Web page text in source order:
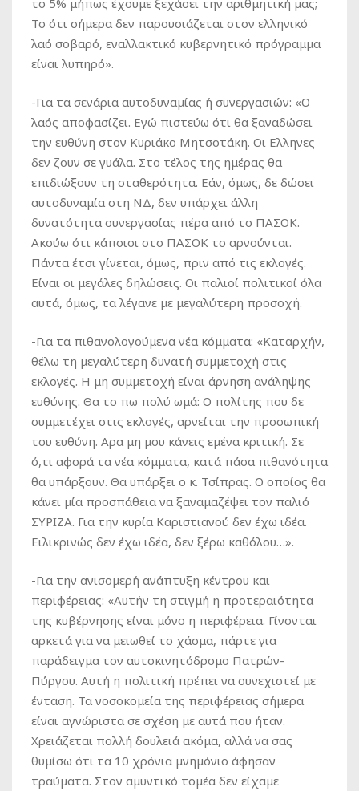
Το ότι σήμερα δεν παρουσιάζεται στον ελληνικό
λαό σοβαρό, εναλλακτικό κυβερνητικό πρόγραμμα
είναι λυπηρό».
-Για τα σενάρια αυτοδυναμίας ή συνεργασιών: «Ο
λαός αποφασίζει. Εγώ πιστεύω ότι θα ξαναδώσει
την ευθύνη στον Κυριάκο Μητσοτάκη. Οι Ελληνες
δεν ζουν σε γυάλα. Στο τέλος της ημέρας θα
επιδιώξουν τη σταθερότητα. Εάν, όμως, δε δώσει
αυτοδυναμία στη ΝΔ, δεν υπάρχει άλλη
δυνατότητα συνεργασίας πέρα από το ΠΑΣΟΚ.
Ακούω ότι κάποιοι στο ΠΑΣΟΚ το αρνούνται.
Πάντα έτσι γίνεται, όμως, πριν από τις εκλογές.
Είναι οι μεγάλες δηλώσεις. Οι παλιοί πολιτικοί όλα
αυτά, όμως, τα λέγανε με μεγαλύτερη προσοχή.
-Για τα πιθανολογούμενα νέα κόμματα: «Καταρχήν,
θέλω τη μεγαλύτερη δυνατή συμμετοχή στις
εκλογές. Η μη συμμετοχή είναι άρνηση ανάληψης
ευθύνης. Θα το πω πολύ ωμά: Ο πολίτης που δε
συμμετέχει στις εκλογές, αρνείται την προσωπική
του ευθύνη. Αρα μη μου κάνεις εμένα κριτική. Σε
ό,τι αφορά τα νέα κόμματα, κατά πάσα πιθανότητα
θα υπάρξουν. Θα υπάρξει ο κ. Τσίπρας. Ο οποίος θα
κάνει μία προσπάθεια να ξαναμαζέψει τον παλιό
ΣΥΡΙΖΑ. Για την κυρία Καριστιανού δεν έχω ιδέα.
Ειλικρινώς δεν έχω ιδέα, δεν ξέρω καθόλου…».
-Για την ανισομερή ανάπτυξη κέντρου και
περιφέρειας: «Αυτήν τη στιγμή η προτεραιότητα
της κυβέρνησης είναι μόνο η περιφέρεια. Γίνονται
αρκετά για να μειωθεί το χάσμα, πάρτε για
παράδειγμα τον αυτοκινητόδρομο Πατρών-
Πύργου. Αυτή η πολιτική πρέπει να συνεχιστεί με
ένταση. Τα νοσοκομεία της περιφέρειας σήμερα
είναι αγνώριστα σε σχέση με αυτά που ήταν.
Χρειάζεται πολλή δουλειά ακόμα, αλλά να σας
θυμίσω ότι τα 10 χρόνια μνημόνιο άφησαν
τραύματα. Στον αμυντικό τομέα δεν είχαμε